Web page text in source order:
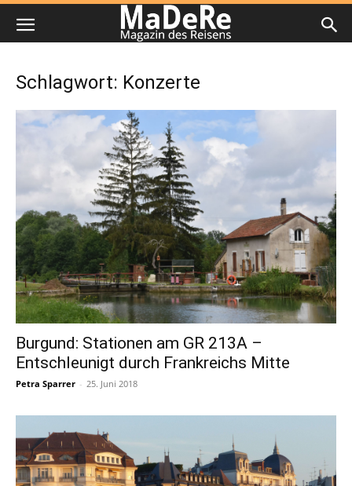
Schlagwort: Konzerte
Burgund: Stationen am GR 213A –
Entschleunigt durch Frankreichs Mitte
Petra Sparrer - 25. Juni 2018